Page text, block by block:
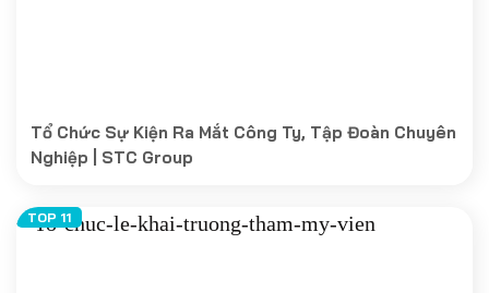
Tổ Chức Sự Kiện Ra Mắt Công Ty, Tập Đoàn Chuyên
Nghiệp | STC Group